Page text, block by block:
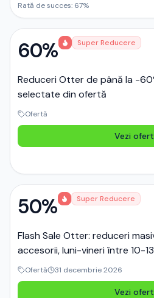
Rată de succes: 67%
60% Super Reducere
Reduceri Otter de până la -
selectate din ofertă
Ofertă
Vezi
50% Super Reducere
Flash Sale Otter: reduceri
accesorii, luni-vineri între 10-13
Ofertă 31 decembrie 2026
Vezi